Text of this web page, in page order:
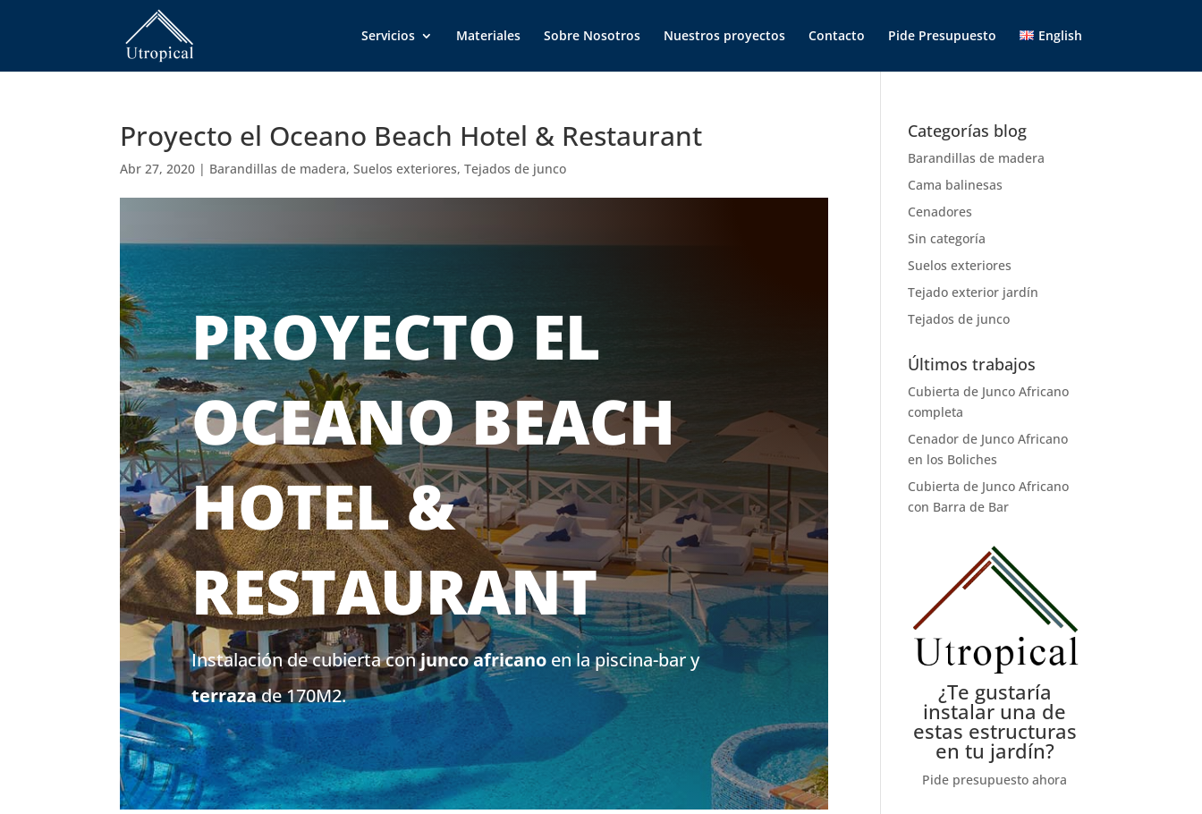
Servicios Materiales Sobre Nosotros Nuestros proyectos Contacto Pide Presupuesto English
Proyecto el Oceano Beach Hotel & Restaurant
Abr 27, 2020 | Barandillas de madera,Suelos exteriores,Tejados de junco
PROYECTO EL
OCEANO BEACH
HOTEL &
RESTAURANT
Instalación de cubierta conjunco africanoen la piscina-bar y
terrazade 170M2.
Categorías blog
Barandillas de madera
Cama balinesas
Cenadores
Sin categoría
Suelos exteriores
Tejado exterior jardín
Tejados de junco
Últimos trabajos
Cubierta de Junco Africano
completa
Cenador de Junco Africano
en los Boliches
Cubierta de Junco Africano
con Barra de Bar
¿Te gustaría
instalar una de
estas estructuras
en tu jardín?
Pide presupuesto ahora